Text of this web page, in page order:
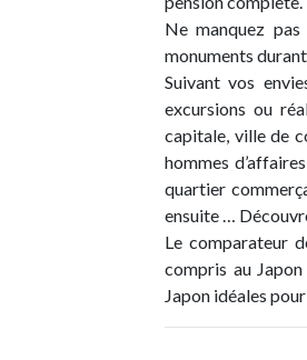
Ne manquez
monuments
Suivant vos
excursions ou
capitale, ville de
hommes
quartier
ensuite …
Le comparateur
compris au
Japon idéales